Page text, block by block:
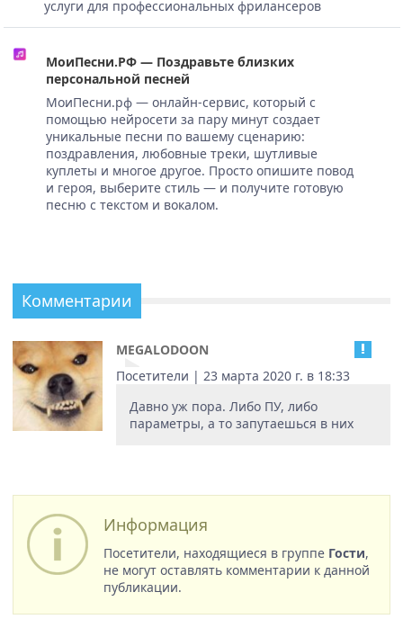
услуги для профессиональных фрилансеров
МоиПесни.РФ — Поздравьте близких
персональной песней
МоиПесни.рф — онлайн-сервис, который с
помощью нейросети за пару минут создает
уникальные песни по вашему сценарию:
поздравления, любовные треки, шутливые
куплеты и многое другое. Просто опишите повод
и героя, выберите стиль — и получите готовую
песню с текстом и вокалом.
Комментарии
MEGALODOON
Посетители | 23 марта 2020 г. в 18:33
Давно уж пора. Либо ПУ, либо
параметры, а то запутаешься в них
Информация
Посетители, находящиеся в группе Гости,
не могут оставлять комментарии к данной
публикации.